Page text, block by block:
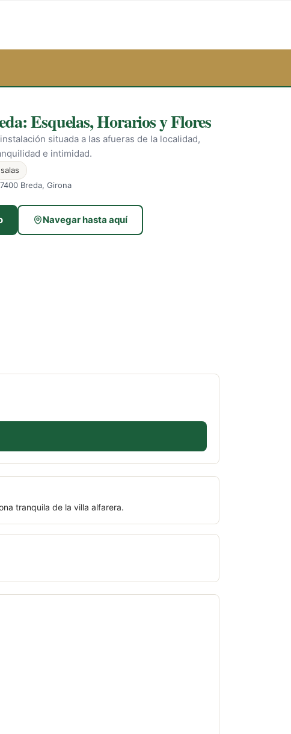
Esquelas, Horarios y Flores
situada a las afueras de la localidad,
e intimidad.
Breda, Girona
Navegar hasta aquí
tranquila de la villa alfarera.